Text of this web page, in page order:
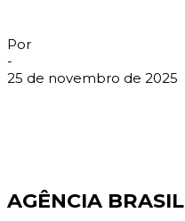
Por
-
25 de novembro de 2025
AGÊNCIA BRASIL